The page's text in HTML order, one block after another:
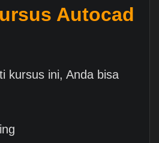
Autocad
kursus ini, Anda bisa